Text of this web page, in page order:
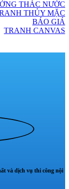
THÁC NƯỚC
THỦY MẶC
BÁO GIÁ
TRANH CANVAS
và dịch vụ thi công nội